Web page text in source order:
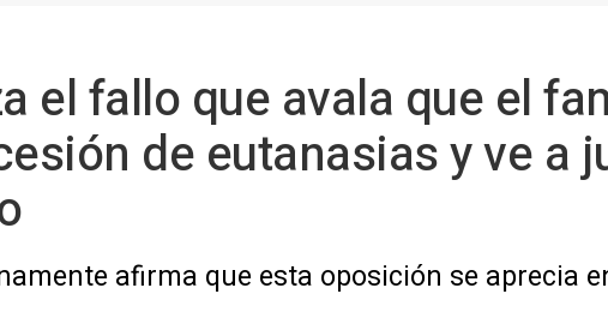
el fallo que avala que el
de eutanasias y ve a
afirma que esta oposición se aprecia